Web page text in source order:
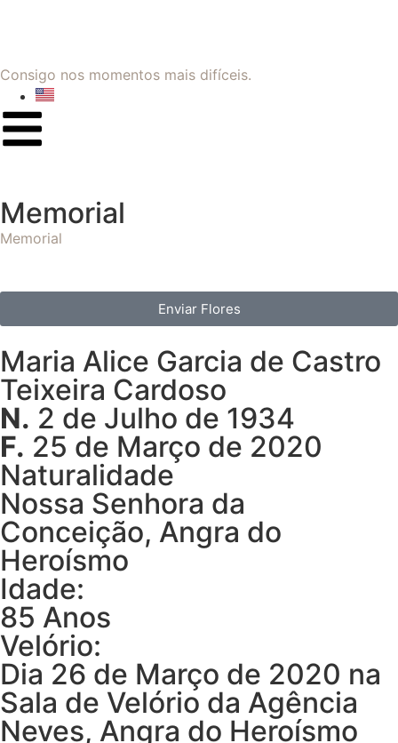
Consigo nos momentos mais difíceis.
Memorial
Memorial
Enviar Flores
Maria Alice Garcia de Castro
Teixeira Cardoso
N. 2 de Julho de 1934
F. 25 de Março de 2020
Naturalidade
Nossa Senhora da
Conceição, Angra do
Heroísmo
Idade:
85 Anos
Velório:
Dia 26 de Março de 2020 na
Sala de Velório da Agência
Neves, Angra do Heroísmo